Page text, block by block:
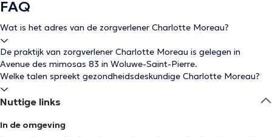
FAQ
Wat is het adres van de zorgverlener Charlotte Moreau?
De praktijk van zorgverlener Charlotte Moreau is gelegen in
Avenue des mimosas 83 in Woluwe-Saint-Pierre.
Welke talen spreekt gezondheidsdeskundige Charlotte Moreau?
Nuttige links
In de omgeving